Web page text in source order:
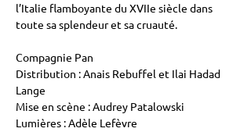
l’Italie flamboyante du XVIIe siècle dans
toute sa splendeur et sa cruauté.
Compagnie Pan
Distribution : Anais Rebuffel et Ilai Hadad
Lange
Mise en scène : Audrey Patalowski
Lumières : Adèle Lefèvre